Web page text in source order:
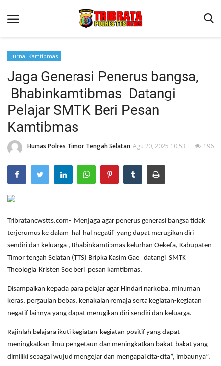
Beranda
Terms & Conditions
Reskrim
Binkam
Lantas
Giat Ops
Polisi Kita
Jurnal Kamtibmas
Jurnal Kamtibmas
Jaga Generasi Penerus bangsa,
Bhabinkamtibmas Datangi
Pelajar SMTK Beri Pesan
Kamtibmas
Humas Polres Timor Tengah Selatan Agu 20, 2025 10:53 196
Tribratanewstts.com- Menjaga agar penerus generasi bangsa tidak
terjerumus ke dalam hal-hal negatif yang dapat merugikan diri
sendiri dan keluarga , Bhabinkamtibmas kelurhan Oekefa, Kabupaten
Timor tengah Selatan (TTS) Bripka Kasim Gae datangi SMTK
Theologia Kristen Soe beri pesan kamtibmas.
Disampaikan kepada para pelajar agar Hindari narkoba, minuman
keras, pergaulan bebas, kenakalan remaja serta kegiatan-kegiatan
negatif lainnya yang dapat merugikan diri sendiri dan keluarga.
Rajinlah belajara ikuti kegiatan-kegiatan positif yang dapat
meningkatkan ilmu pengetaun dan meningkatkan bakat-bakat yang
dimiliki sebagai wujud mengejar dan mengapai cita-cita”, imbaunya”.